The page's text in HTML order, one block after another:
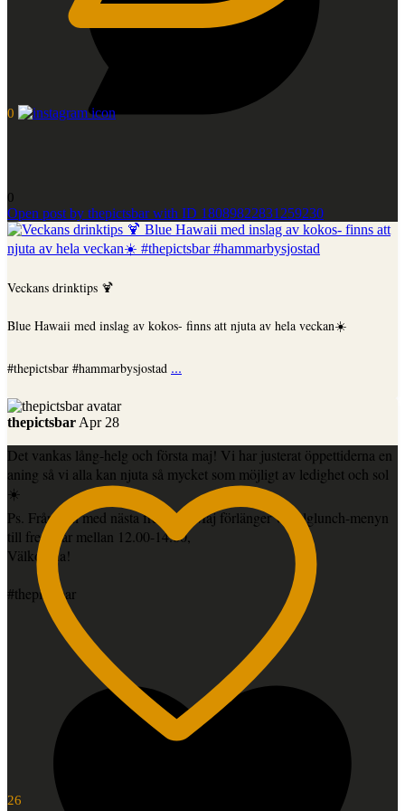
0
0
Open post by thepictsbar with ID 18089822831259230
Veckans drinktips 🍹
Blue Hawaii med inslag av kokos- finns att njuta av hela veckan☀️
#thepictsbar #hammarbysjostad ...
26
thepictsbar Apr 28
Det vankas lång-helg och första maj! Vi har justerat öppettiderna en
aning så vi alla kan njuta så mycket som möjligt av ledighet och sol
☀️
Ps. Från och med nästa fredag 8 Maj förlänger vi helglunch-menyn
till fredagar mellan 12.00-14.00,
Välkomna!
#thepictsbar